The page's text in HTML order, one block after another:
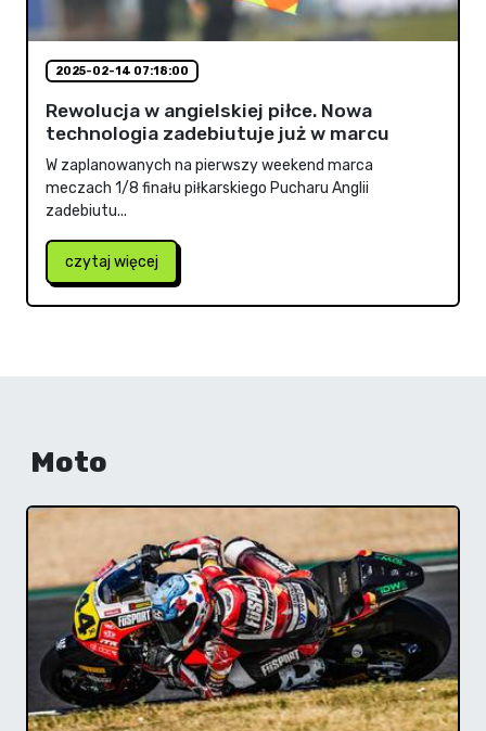
2025-02-14 07:18:00
Rewolucja w angielskiej piłce. Nowa
technologia zadebiutuje już w marcu
W zaplanowanych na pierwszy weekend marca
meczach 1/8 finału piłkarskiego Pucharu Anglii
zadebiutu...
czytaj więcej
Moto